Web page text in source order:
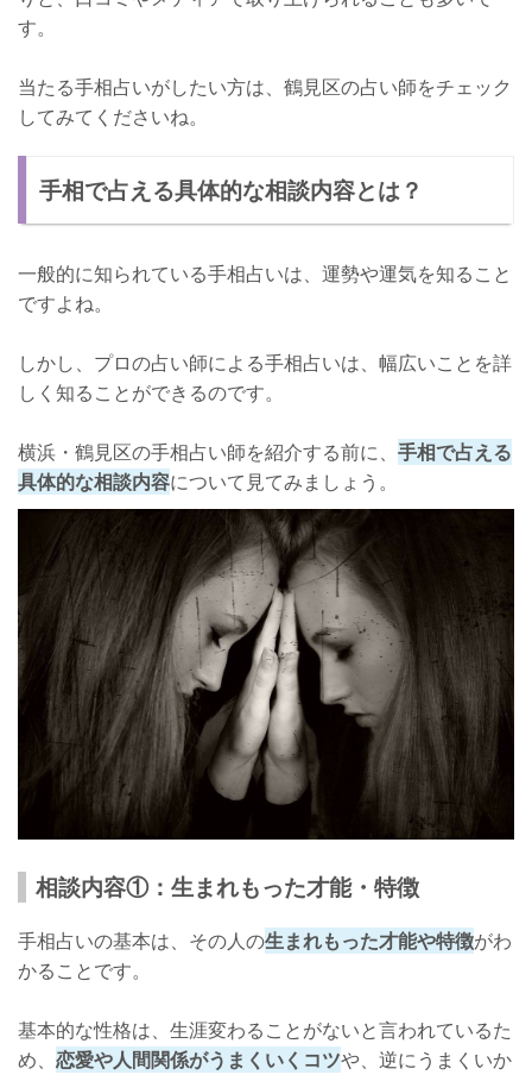
す。
当たる手相占いがしたい方は、鶴見区の占い師をチェック
してみてくださいね。
手相で占える具体的な相談内容とは？
一般的に知られている手相占いは、運勢や運気を知ること
ですよね。
しかし、プロの占い師による手相占いは、幅広いことを詳
しく知ることができるのです。
横浜・鶴見区の手相占い師を紹介する前に、 手相で占える
具体的な相談内容について見てみましょう。
相談内容①：生まれもった才能・特徴
手相占いの基本は、その人の生まれもった才能や特徴がわ
かることです。
基本的な性格は、生涯変わることがないと言われているた
め、 恋愛や人間関係がうまくいくコツや、逆にうまくいか